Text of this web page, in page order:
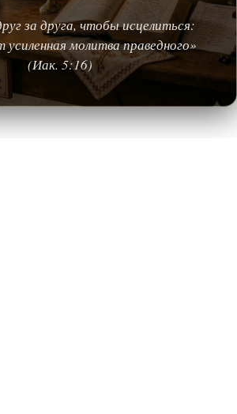
за друга, чтобы исцелиться:
молитва праведного»
(Иак. 5:16)